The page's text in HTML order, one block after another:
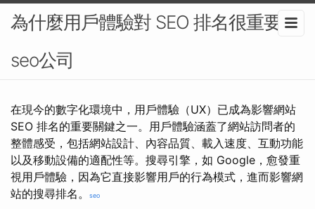
為什麼用戶體驗對 SEO 排名很重要-
seo公司
在現今的數字化環境中，用戶體驗（UX）已成為影響網站
SEO 排名的重要關鍵之一。用戶體驗涵蓋了網站訪問者的
整體感受，包括網站設計、內容品質、載入速度、互動功能
以及移動設備的適配性等。搜尋引擎，如 Google，愈發重
視用戶體驗，因為它直接影響用戶的行為模式，進而影響網
站的搜尋排名。
seo